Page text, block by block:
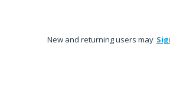
New and returning users may